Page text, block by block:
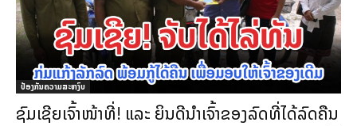
ປ້ອງກັນຄວາມສະຫງົບ
ຊົມເຊີຍເຈົ້າໜ້າທີ່! ແລະ ຍິນດີນຳເຈົ້າຂອງລົດທີ່ໄດ້ລົດຄືນ